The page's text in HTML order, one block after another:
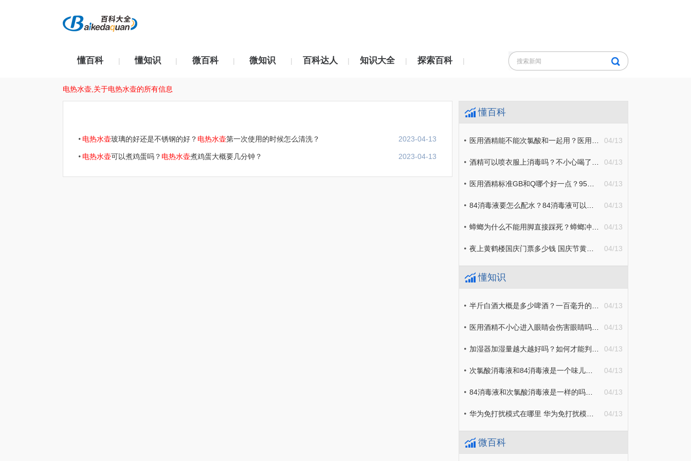
懂百科 | 懂知识 | 微百科 | 微知识 | 百科达人 | 知识大全 | 探索百科 |
电热水壶,关于电热水壶的所有信息
2023-04-13
电热水壶玻璃的好还是不锈钢的好？ 电热水壶第一次使用的时候怎么清洗？
2023-04-13
电热水壶可以煮鸡蛋吗？ 电热水壶煮鸡蛋大概要几分钟？
懂百科
04/13
医用酒精能不能次氯酸和一起用？医用酒精可以直接喷在食物上消毒吗？
04/13
酒精可以喷衣服上消毒吗？不小心喝了医用酒精应该怎么处理？
04/13
医用酒精标准GB和Q哪个好一点？95的医用酒精怎么稀释配成75的？
04/13
84消毒液要怎么配水？84消毒液可以和洗衣粉一起用吗？
04/13
蟑螂为什么不能用脚直接踩死？蟑螂冲进马桶会继续繁衍吗？
04/13
夜上黄鹤楼国庆门票多少钱 国庆节黄鹤楼要门票吗
懂知识
04/13
半斤白酒大概是多少啤酒？一百毫升的白酒有几两？
04/13
医用酒精不小心进入眼睛会伤害眼睛吗？白酒兑水可以当酒精用吗？
04/13
加湿器加湿量越大越好吗？如何才能判断房间是否需要加湿？
04/13
次氯酸消毒液和84消毒液是一个味儿吗？次氯酸消毒液和酒精消毒液哪个好？
04/13
84消毒液和次氯酸消毒液是一样的吗？84消毒液一瓶盖需要兑多少水？
04/13
华为免打扰模式在哪里 华为免打扰模式在哪里设置
微百科